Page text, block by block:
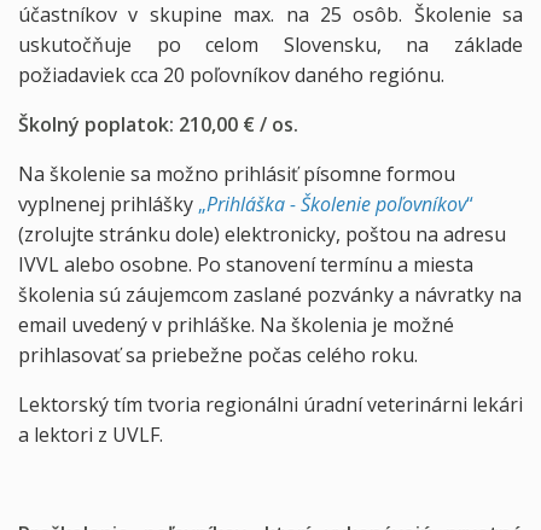
účastníkov v skupine max. na 25 osôb. Školenie sa
uskutočňuje po celom Slovensku, na základe
požiadaviek cca 20 poľovníkov daného regiónu.
Školný poplatok: 210,00 € / os.
Na školenie sa možno prihlásiť písomne formou
vyplnenej prihlášky „Prihláška - Školenie poľovníkov“
(zrolujte stránku dole) elektronicky, poštou na adresu
IVVL alebo osobne. Po stanovení termínu a miesta
školenia sú záujemcom zaslané pozvánky a návratky na
email uvedený v prihláške. Na školenia je možné
prihlasovať sa priebežne počas celého roku.
Lektorský tím tvoria regionálni úradní veterinárni lekári
a lektori z UVLF.